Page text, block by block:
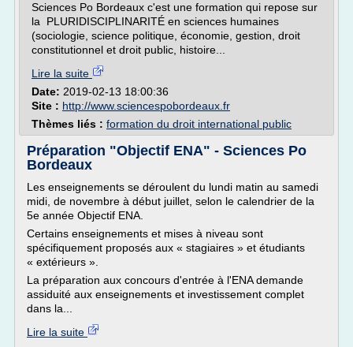
Sciences Po Bordeaux c'est une formation qui repose sur
la PLURIDISCIPLINARITÉ en sciences humaines
(sociologie, science politique, économie, gestion, droit
constitutionnel et droit public, histoire...
Lire la suite
Date: 2019-02-13 18:00:36
Site : http://www.sciencespobordeaux.fr
Thèmes liés : formation du droit international public
Préparation "Objectif ENA" - Sciences Po
Bordeaux
Les enseignements se déroulent du lundi matin au samedi
midi, de novembre à début juillet, selon le calendrier de la
5e année Objectif ENA.
Certains enseignements et mises à niveau sont
spécifiquement proposés aux « stagiaires » et étudiants
« extérieurs ».
La préparation aux concours d'entrée à l'ENA demande
assiduité aux enseignements et investissement complet
dans la...
Lire la suite